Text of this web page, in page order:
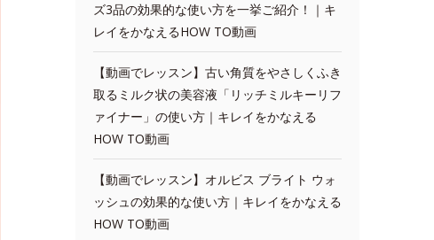
ズ3品の効果的な使い方を一挙ご紹介！｜キ
レイをかなえるHOW TO動画
【動画でレッスン】古い角質をやさしくふき
取るミルク状の美容液「リッチミルキーリフ
ァイナー」の使い方｜キレイをかなえる
HOW TO動画
【動画でレッスン】オルビス ブライト ウォ
ッシュの効果的な使い方｜キレイをかなえる
HOW TO動画